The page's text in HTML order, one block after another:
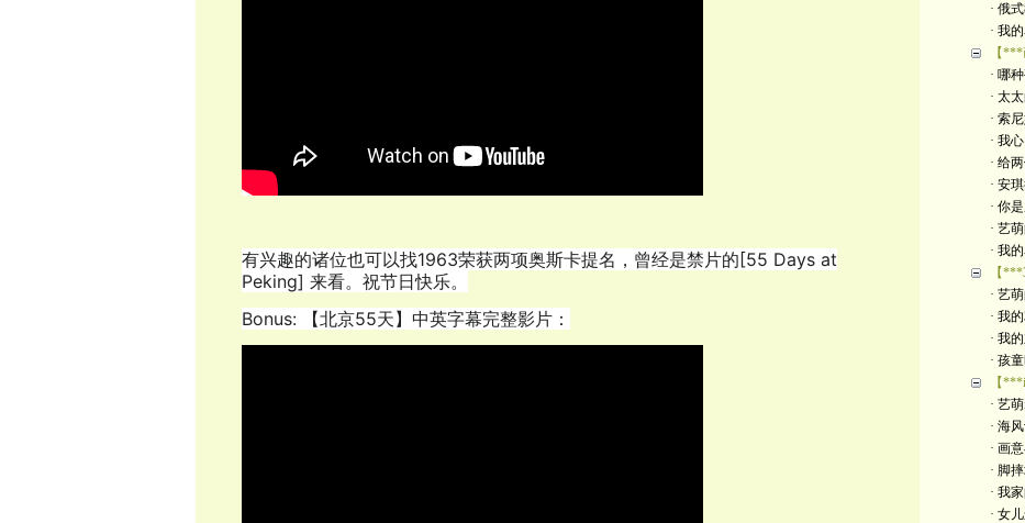
有兴趣的诸位也可以找1963荣获两项奥斯卡提名，曾经是禁片的[55 Days at
Peking] 来看。祝节日快乐。
Bonus: 【北京55天】中英字幕完整影片：
· 俄
· 我
【
· 哪
· 太
· 索
· 我
· 给
· 安
· 你
· 艺
· 我
【
· 艺
· 我
· 我
· 孩
【
· 艺
· 海
· 画
· 脚
· 我
· 女